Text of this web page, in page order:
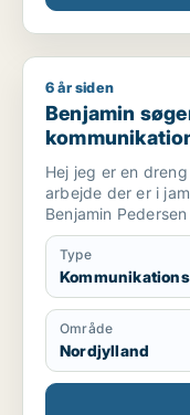
Benjamin søger
6 år siden
Benjamin
Hej jeg er en
arbejde der er i
Benjamin
lige hvad der er, i
om mig.
Type
Område
Nordjylland